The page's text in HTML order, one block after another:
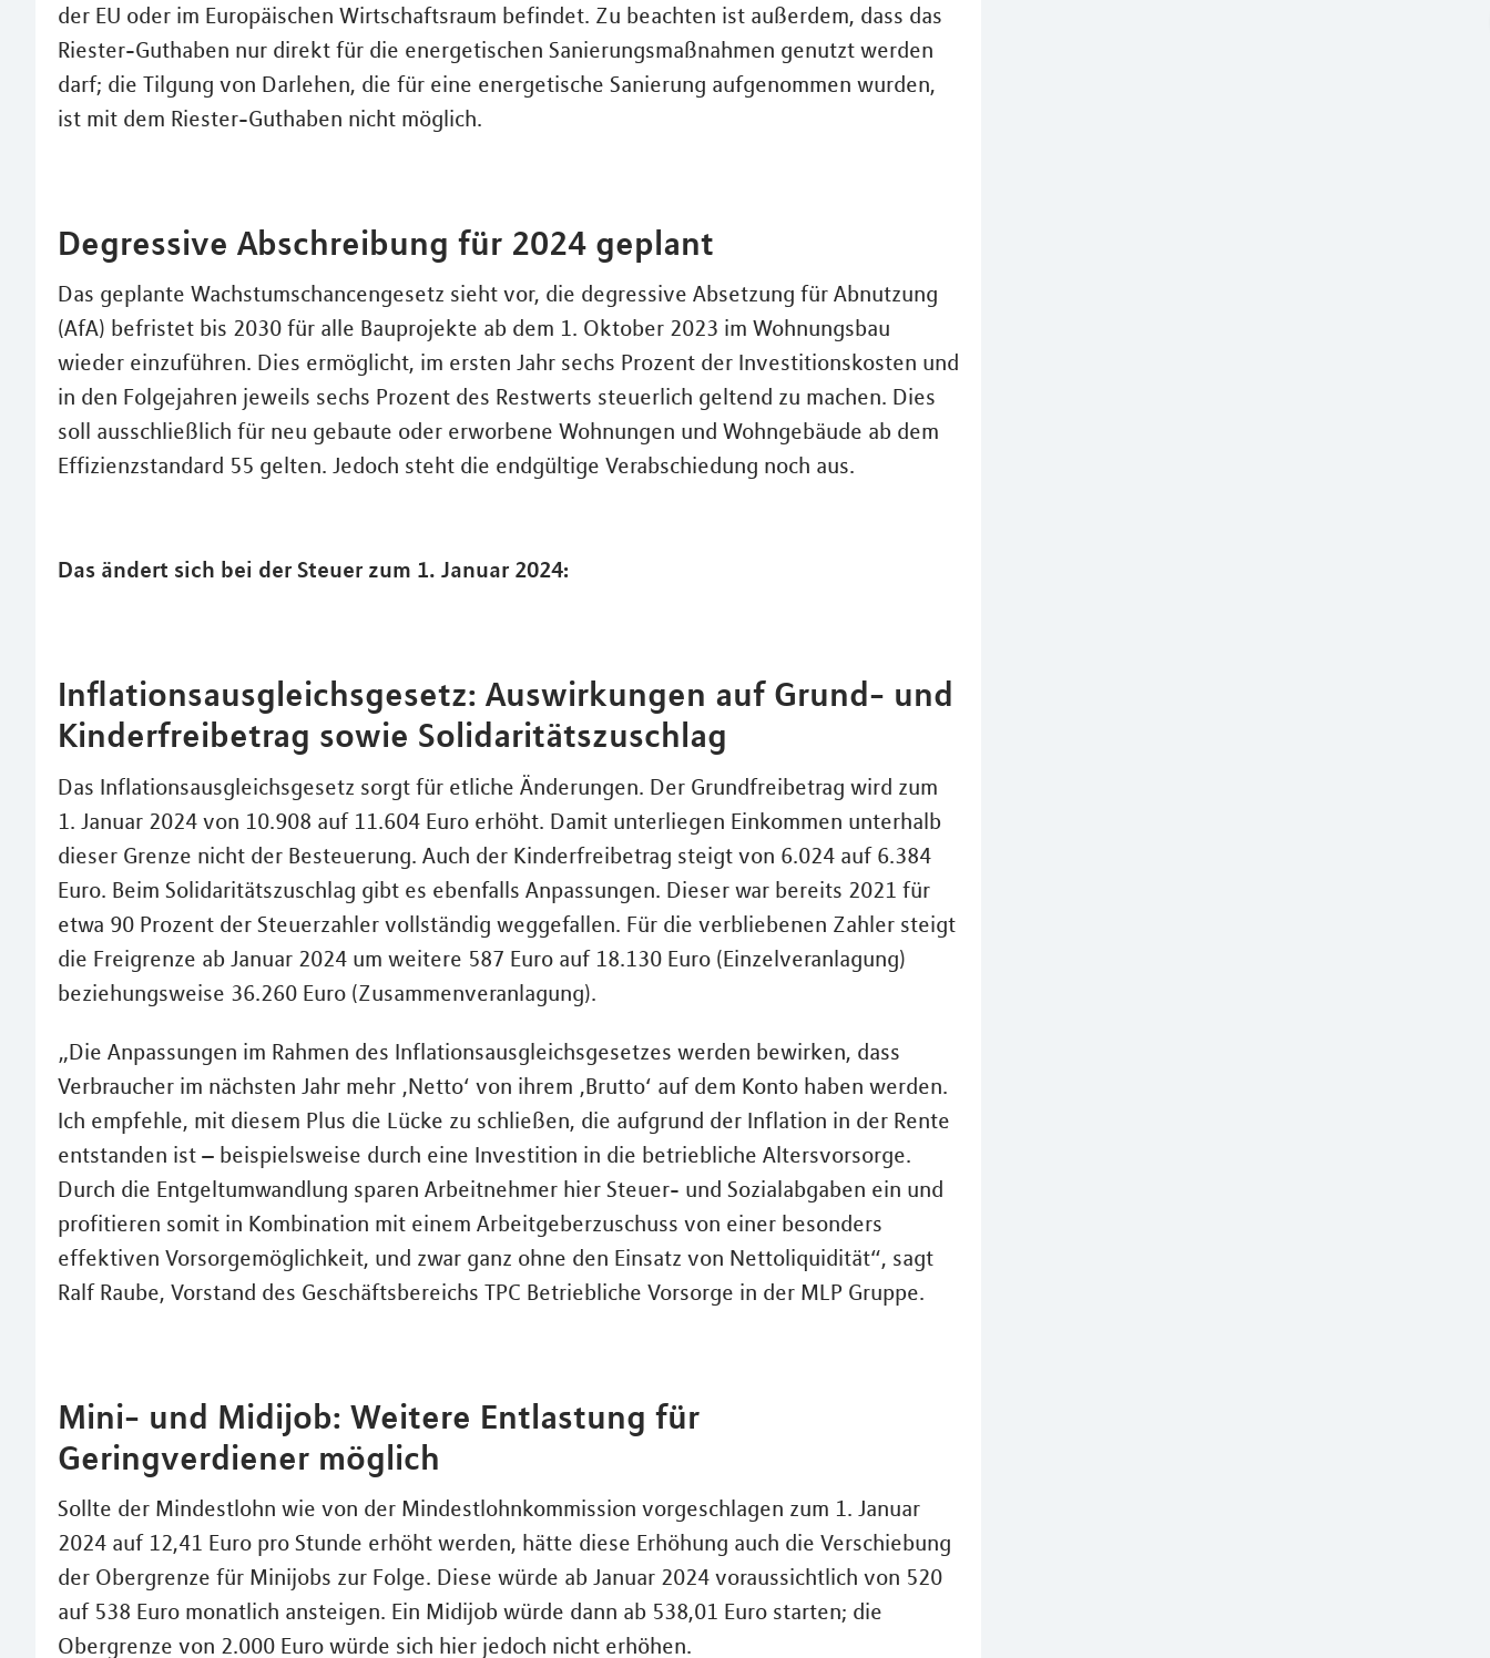
der EU oder im Europäischen Wirtschaftsraum befindet. Zu beachten ist außerdem, dass das
Riester-Guthaben nur direkt für die energetischen Sanierungsmaßnahmen genutzt werden
darf; die Tilgung von Darlehen, die für eine energetische Sanierung aufgenommen wurden,
ist mit dem Riester-Guthaben nicht möglich.
Degressive Abschreibung für 2024 geplant
Das geplante Wachstumschancengesetz sieht vor, die degressive Absetzung für Abnutzung
(AfA) befristet bis 2030 für alle Bauprojekte ab dem 1. Oktober 2023 im Wohnungsbau
wieder einzuführen. Dies ermöglicht, im ersten Jahr sechs Prozent der Investitionskosten und
in den Folgejahren jeweils sechs Prozent des Restwerts steuerlich geltend zu machen. Dies
soll ausschließlich für neu gebaute oder erworbene Wohnungen und Wohngebäude ab dem
Effizienzstandard 55 gelten. Jedoch steht die endgültige Verabschiedung noch aus.
Das ändert sich bei der Steuer zum 1. Januar 2024:
Inflationsausgleichsgesetz: Auswirkungen auf Grund- und
Kinderfreibetrag sowie Solidaritätszuschlag
Das Inflationsausgleichsgesetz sorgt für etliche Änderungen. Der Grundfreibetrag wird zum
1. Januar 2024 von 10.908 auf 11.604 Euro erhöht. Damit unterliegen Einkommen unterhalb
dieser Grenze nicht der Besteuerung. Auch der Kinderfreibetrag steigt von 6.024 auf 6.384
Euro. Beim Solidaritätszuschlag gibt es ebenfalls Anpassungen. Dieser war bereits 2021 für
etwa 90 Prozent der Steuerzahler vollständig weggefallen. Für die verbliebenen Zahler steigt
die Freigrenze ab Januar 2024 um weitere 587 Euro auf 18.130 Euro (Einzelveranlagung)
beziehungsweise 36.260 Euro (Zusammenveranlagung).
„Die Anpassungen im Rahmen des Inflationsausgleichsgesetzes werden bewirken, dass
Verbraucher im nächsten Jahr mehr ‚Netto‘ von ihrem ‚Brutto‘ auf dem Konto haben werden.
Ich empfehle, mit diesem Plus die Lücke zu schließen, die aufgrund der Inflation in der Rente
entstanden ist – beispielsweise durch eine Investition in die betriebliche Altersvorsorge.
Durch die Entgeltumwandlung sparen Arbeitnehmer hier Steuer- und Sozialabgaben ein und
profitieren somit in Kombination mit einem Arbeitgeberzuschuss von einer besonders
effektiven Vorsorgemöglichkeit, und zwar ganz ohne den Einsatz von Nettoliquidität“, sagt
Ralf Raube, Vorstand des Geschäftsbereichs TPC Betriebliche Vorsorge in der MLP Gruppe.
Mini- und Midijob: Weitere Entlastung für
Geringverdiener möglich
Sollte der Mindestlohn wie von der Mindestlohnkommission vorgeschlagen zum 1. Januar
2024 auf 12,41 Euro pro Stunde erhöht werden, hätte diese Erhöhung auch die Verschiebung
der Obergrenze für Minijobs zur Folge. Diese würde ab Januar 2024 voraussichtlich von 520
auf 538 Euro monatlich ansteigen. Ein Midijob würde dann ab 538,01 Euro starten; die
Obergrenze von 2.000 Euro würde sich hier jedoch nicht erhöhen.